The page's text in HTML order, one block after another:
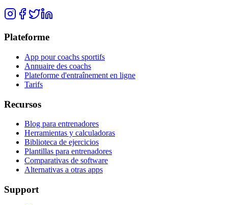
Plateforme
App pour coachs sportifs
Annuaire des coachs
Plateforme d'entraînement en ligne
Tarifs
Recursos
Blog para entrenadores
Herramientas y calculadoras
Biblioteca de ejercicios
Plantillas para entrenadores
Comparativas de software
Alternativas a otras apps
Support